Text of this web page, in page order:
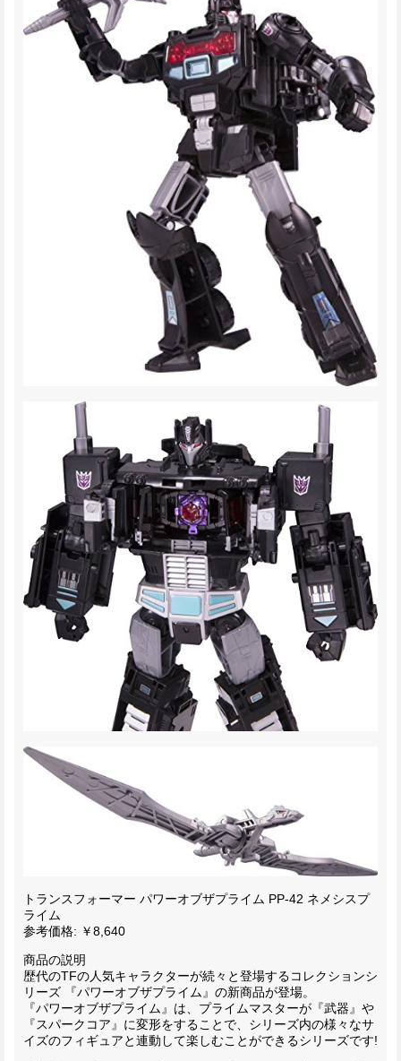
トランスフォーマー パワーオブザプライム PP-42 ネメシスプ
ライム
参考価格: ￥8,640
商品の説明
歴代のTFの人気キャラクターが続々と登場するコレクションシ
リーズ 『パワーオブザプライム』の新商品が登場。
『パワーオブザプライム』は、プライムマスターが『武器』や
『スパークコア』に変形をすることで、シリーズ内の様々なサ
イズのフィギュアと連動して楽しむことができるシリーズです!